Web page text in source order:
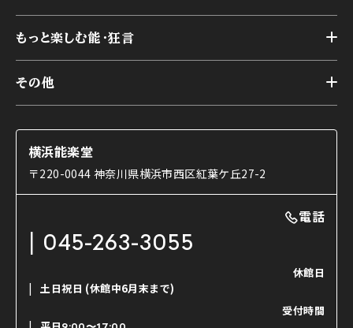
能舞台の歴史と特徴
様々なお客様に向けて
本舞台座席
交通アクセス
アーカイブ
第二舞台
研修室
楽屋
ご利用の流れ
利用料金表
もっと楽しむ能・狂言
能舞台と演じ手
使用する道具
能・狂言の曲目説明
日本の古典芸能
その他
コラム
OTABISHO
チケット購入方法
ご寄附について
よくいただくご質問
横浜能楽堂
〒220-0044 神奈川県横浜市西区紅葉ケ丘27-2
電話
045-263-3055
休館日
土日祝日 (休館中6月末まで)
受付時間